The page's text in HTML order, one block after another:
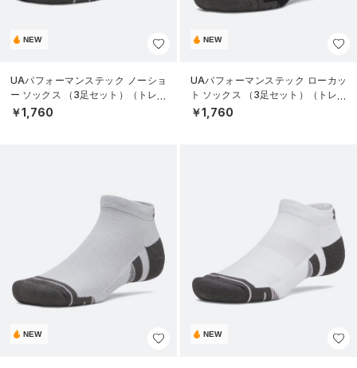
NEW
UAパフォーマンステック ノーショ
ー ソックス （3足セット）（トレー
ニング/UNISEX）
￥1,760
NEW
UAパフォーマンステック ローカッ
ト ソックス （3足セット）（トレー
ニング/UNISEX）
￥1,760
NEW NEW